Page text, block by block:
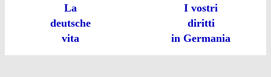
La
deutsche
vita
I vostri
diritti
in Germania